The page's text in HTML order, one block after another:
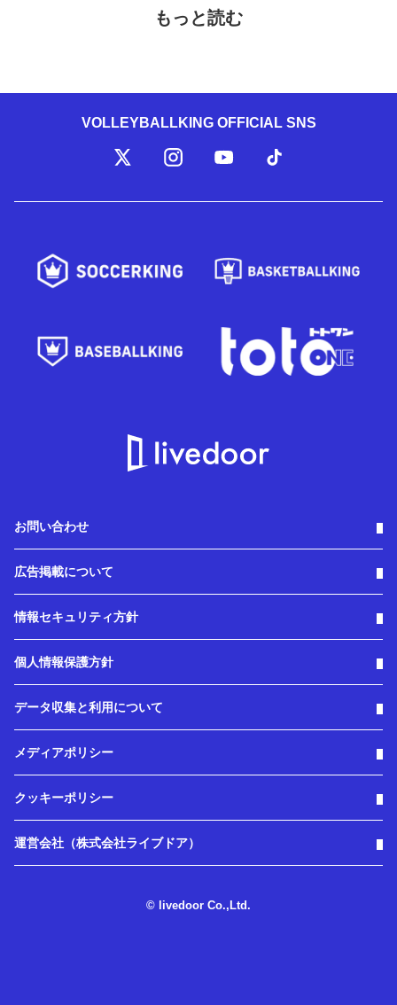
もっと読む
VOLLEYBALLKING OFFICIAL SNS
お問い合わせ
広告掲載について
情報セキュリティ方針
個人情報保護方針
データ収集と利用について
メディアポリシー
クッキーポリシー
運営会社（株式会社ライブドア）
© livedoor Co.,Ltd.